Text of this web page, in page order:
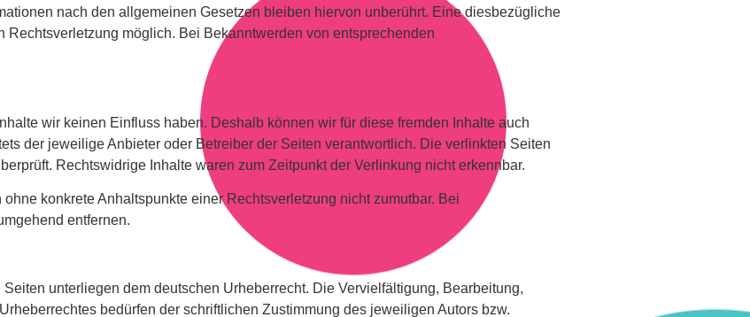
nach den allgemeinen Gesetzen bleiben hiervon unberührt. Eine diesbezügliche
möglich. Bei Bekanntwerden von entsprechenden
wir keinen Einfluss haben. Deshalb können wir für diese fremden Inhalte auch
der jeweilige Anbieter oder Betreiber der Seiten verantwortlich. Die verlinkten Seiten
Rechtswidrige Inhalte waren zum Zeitpunkt der Verlinkung nicht erkennbar.
konkrete Anhaltspunkte einer Rechtsverletzung nicht zumutbar. Bei
entfernen.
unterliegen dem deutschen Urheberrecht. Die Vervielfältigung, Bearbeitung,
bedürfen der schriftlichen Zustimmung des jeweiligen Autors bzw.